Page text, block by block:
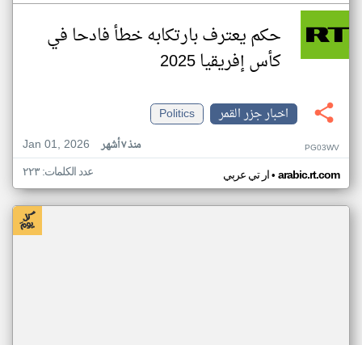
حكم يعترف بارتكابه خطأ فادحا في
كأس إفريقيا 2025
اخبار جزر القمر
Politics
Jan 01, 2026
منذ ٧ أشهر PG03WV
ار تي عربي• arabic.rt.com عدد الكلمات: ٢٢٣